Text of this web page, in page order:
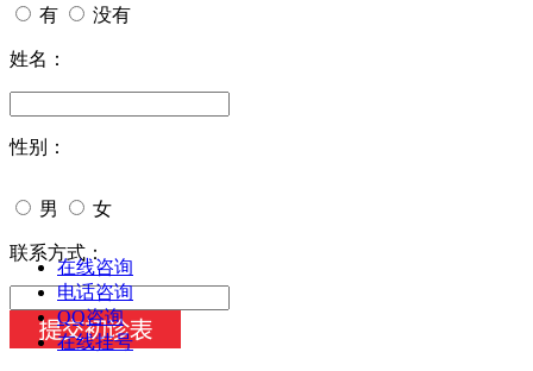
有 没有
姓名：
性别：
男 女
今天日期：
联系方式：
在线咨询
电话咨询
QQ咨询
在线挂号